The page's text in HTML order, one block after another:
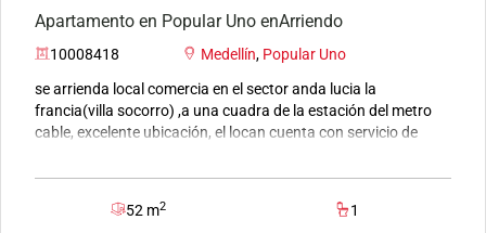
Apartamento en Popular Uno enArriendo
10008418 Medellín, Popular Uno
se arrienda local comercia en el sector anda lucia la
francia(villa socorro) ,a una cuadra de la estación del metro
cable, excelente ubicación, el locan cuenta con servicio de
52 m2 1